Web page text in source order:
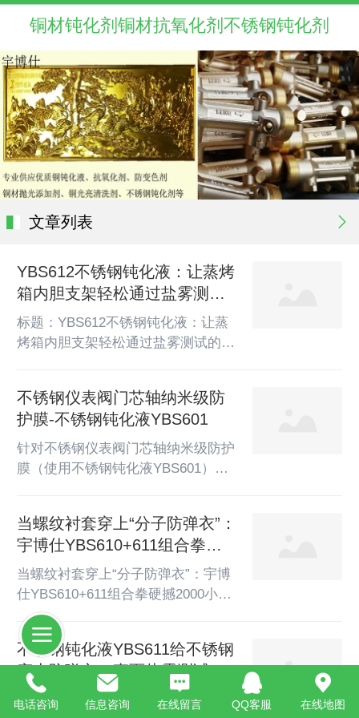
铜材钝化剂铜材抗氧化剂不锈钢钝化剂
文章列表
YBS612不锈钢钝化液：让蒸烤
箱内胆支架轻松通过盐雾测试
的终极解决方案！​
标题：YBS612不锈钢钝化液：让蒸
烤箱内胆支架轻松通过盐雾测试的终
要承受高温、高湿的严苛环境，还必
须具备出色的耐腐蚀性能。盐雾测试
是衡量其耐久性的关键指标，而传统
的防护工艺往往难以兼顾效率与效
成为行业标杆级解决方案！一、盐雾
测试轻松达标，耐久性提升
不锈钢仪表阀门芯轴纳米级防
护膜-不锈钢钝化液YBS601
针对不锈钢仪表阀门芯轴纳米级防护
膜（使用不锈钢钝化液YBS601）的
理流程脱脂清洗：采用碱性清洗剂或
有机溶剂彻底去除芯轴表面油污、粉
尘，确保无残留（推荐超声波清洗，
60-70℃, 5-10分钟）。酸洗活化：对
混合液浸泡1-3分钟（室温），随后
用去离子水冲洗至中性。喷砂处理
（可选）：若表面有焊斑...
当螺纹衬套穿上“分子防弹衣”：
宇博仕YBS610+611组合拳硬
撼2000小时盐雾
当螺纹衬套穿上“分子防弹衣”：宇博
仕YBS610+611组合拳硬撼2000小时
盐雾**——一场让酸雨、海雾、氯离
子集体失效的金属强化革命**“沿海
工厂的机修班长们有个共识：没做强
化钝化的不锈钢螺纹衬套，就是给设
备埋的定时锈雷。”——某重工企业
设备维护手册扉页警示一、生死96小
不锈钢钝化液YBS611给不锈钢
穿上防弹衣，直面盐雾测试的
战场
宇博仕YBS611：以分子之名，终结
电话咨询 信息咨询 在线留言 QQ客服 在线地图